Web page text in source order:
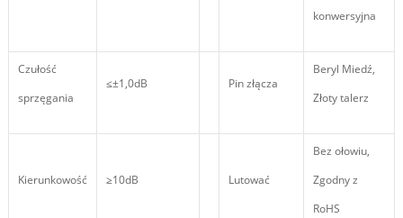
konwersyjna
Czułość
sprzęgania
≤±1,0dB Pin złącza
Beryl Miedź,
Złoty talerz
Kierunkowość ≥10dB Lutować
Bez ołowiu,
Zgodny z
RoHS